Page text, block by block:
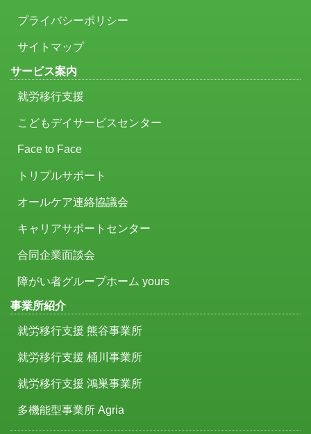
プライバシーポリシー
サイトマップ
サービス案内
就労移行支援
こどもデイサービスセンター
Face to Face
トリプルサポート
オールケア連絡協議会
キャリアサポートセンター
合同企業面談会
障がい者グループホーム yours
事業所紹介
就労移行支援 熊谷事業所
就労移行支援 桶川事業所
就労移行支援 鴻巣事業所
多機能型事業所 Agria